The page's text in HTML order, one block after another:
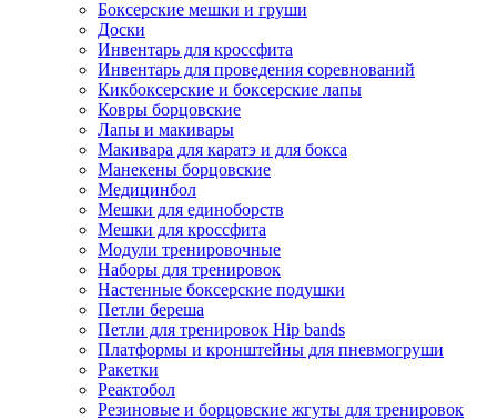
Боксерские мешки и груши
Доски
Инвентарь для кроссфита
Инвентарь для проведения соревнований
Кикбоксерские и боксерские лапы
Ковры борцовские
Лапы и макивары
Макивара для каратэ и для бокса
Манекены борцовские
Медицинбол
Мешки для единоборств
Мешки для кроссфита
Модули тренировочные
Наборы для тренировок
Настенные боксерские подушки
Петли береша
Петли для тренировок Hip bands
Платформы и кронштейны для пневмогруши
Ракетки
Реактобол
Резиновые и борцовские жгуты для тренировок